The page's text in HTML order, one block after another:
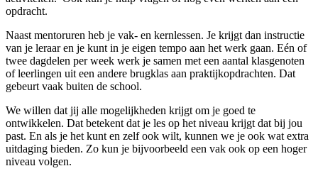
opdracht.
Naast mentoruren heb je vak- en kernlessen. Je krijgt dan instructie
van je leraar en je kunt in je eigen tempo aan het werk gaan. Eén of
twee dagdelen per week werk je samen met een aantal klasgenoten
of leerlingen uit een andere brugklas aan praktijkopdrachten. Dat
gebeurt vaak buiten de school.
We willen dat jij alle mogelijkheden krijgt om je goed te
ontwikkelen. Dat betekent dat je les op het niveau krijgt dat bij jou
past. En als je het kunt en zelf ook wilt, kunnen we je ook wat extra
uitdaging bieden. Zo kun je bijvoorbeeld een vak ook op een hoger
niveau volgen.